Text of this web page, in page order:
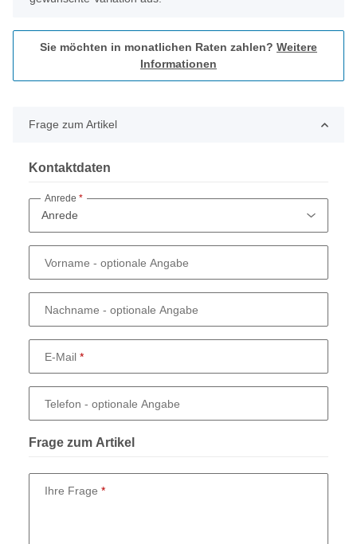
Sie möchten in monatlichen Raten zahlen? Weitere
Informationen
Frage zum Artikel
Kontaktdaten
Anrede
Vorname - optionale Angabe
Nachname - optionale Angabe
E-Mail
Telefon - optionale Angabe
Frage zum Artikel
Ihre Frage